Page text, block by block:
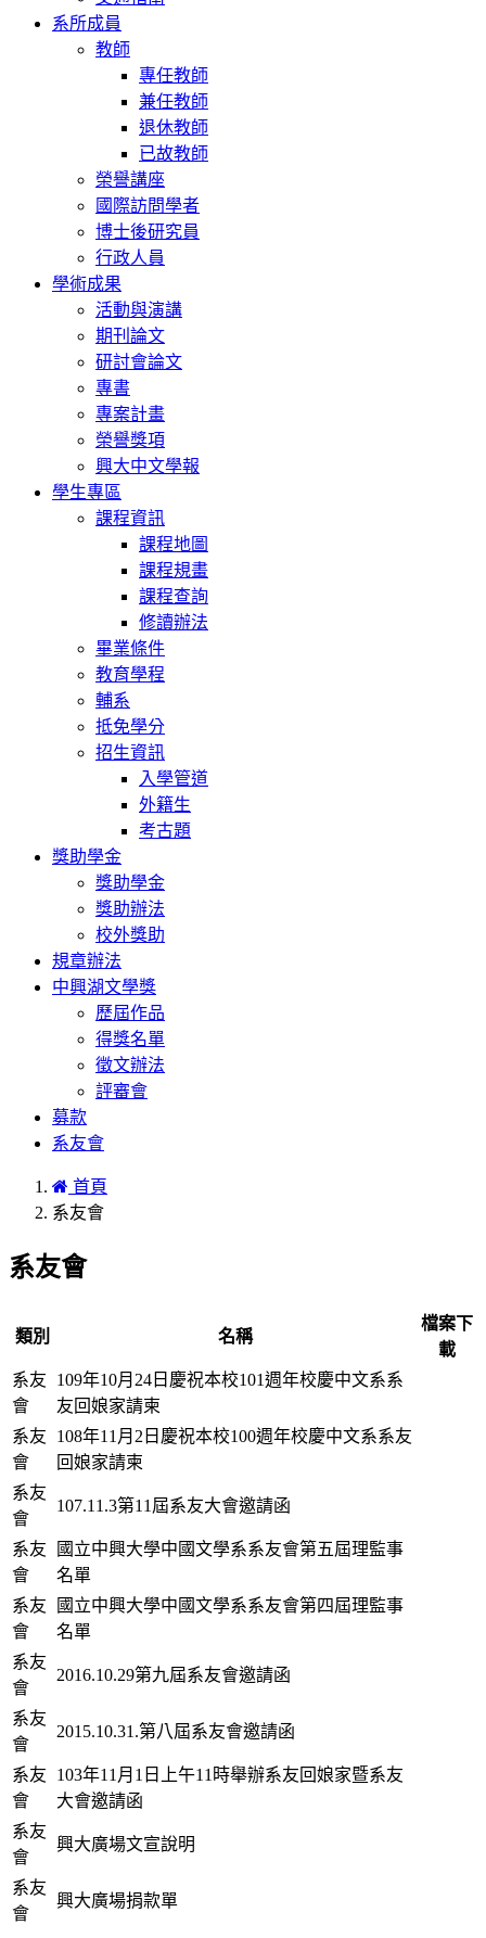
系所成員
教師
專任教師
兼任教師
退休教師
已故教師
榮譽講座
國際訪問學者
博士後研究員
行政人員
學術成果
活動與演講
期刊論文
研討會論文
專書
專案計畫
榮譽獎項
興大中文學報
學生專區
課程資訊
課程地圖
課程規畫
課程查詢
修讀辦法
畢業條件
教育學程
輔系
抵免學分
招生資訊
入學管道
外籍生
考古題
獎助學金
獎助學金
獎助辦法
校外獎助
規章辦法
中興湖文學獎
歷屆作品
得獎名單
徵文辦法
評審會
募款
系友會
首頁
系友會
系友會
類別 名稱
檔案下
載
系友
會
109年10月24日慶祝本校101週年校慶中文系系
友回娘家請柬
系友
會
108年11月2日慶祝本校100週年校慶中文系系友
回娘家請柬
系友
會
107.11.3第11屆系友大會邀請函
系友
會
國立中興大學中國文學系系友會第五屆理監事
名單
系友
會
國立中興大學中國文學系系友會第四屆理監事
名單
系友
會
2016.10.29第九屆系友會邀請函
系友
會
2015.10.31.第八屆系友會邀請函
系友
會
103年11月1日上午11時舉辦系友回娘家暨系友
大會邀請函
系友
會
興大廣場文宣說明
系友
會
興大廣場捐款單